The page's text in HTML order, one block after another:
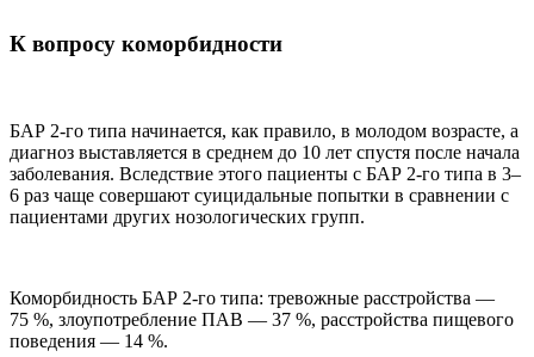
К вопросу коморбидности
БАР 2-го типа начинается, как правило, в молодом возрасте, а
диагноз выставляется в среднем до 10 лет спустя после начала
заболевания. Вследствие этого пациенты с БАР 2-го типа в 3–
6 раз чаще совершают суицидальные попытки в сравнении с
пациентами других нозологических групп.
Коморбидность БАР 2-го типа: тревожные расстройства —
75 %, злоупотребление ПАВ — 37 %, расстройства пищевого
поведения — 14 %.